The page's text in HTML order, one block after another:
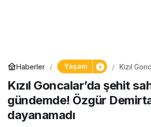
Haberler Yaşam
Kızıl
Demirtaş
Kızıl Goncalar’da şehit
gündemde! Özgür
dayanamadı